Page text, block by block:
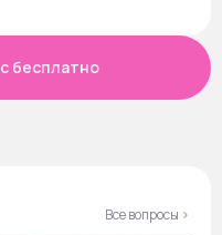
бесплатно
Все вопросы ›